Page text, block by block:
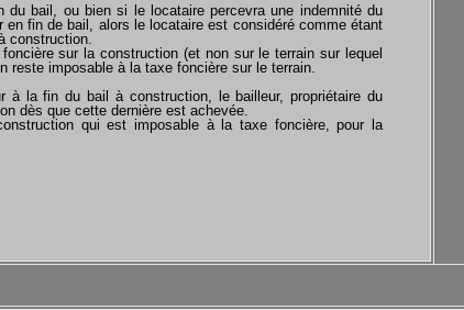
bail, ou bien si le locataire percevra une indemnité du
en fin de bail, alors le locataire est considéré comme étant
construction.
sur la construction (et non sur le terrain sur lequel
imposable à la taxe foncière sur le terrain.
à la fin du bail à construction, le bailleur, propriétaire du
dès que cette dernière est achevée.
qui est imposable à la taxe foncière, pour la